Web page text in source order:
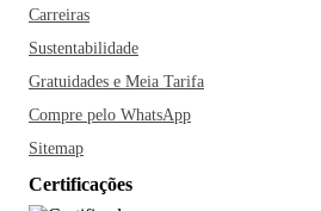
Carreiras
Sustentabilidade
Gratuidades e Meia Tarifa
Compre pelo WhatsApp
Sitemap
Certificações